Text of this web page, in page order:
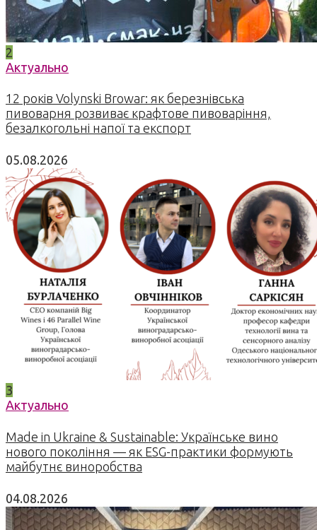
2
Актуально
12 років Volynski Browar: як березнівська
пивоварня розвиває крафтове пивоваріння,
безалкогольні напої та експорт
05.08.2026
3
Актуально
Made in Ukraine & Sustainable: Українське вино
нового покоління — як ESG-практики формують
майбутнє виноробства
04.08.2026